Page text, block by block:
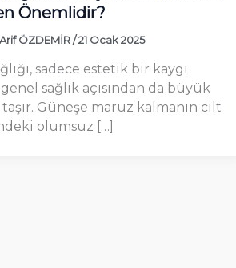
Önemlidir?
ÖZDEMİR/21 Ocak 2025
sadece estetik bir kaygı
sağlık açısından da büyük
Güneşe maruz kalmanın cilt
olumsuz […]